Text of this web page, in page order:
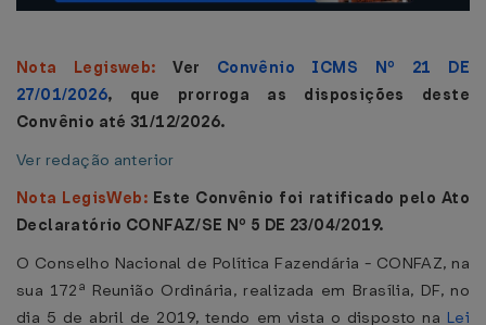
Nota Legisweb:Ver Convênio ICMS Nº 21 DE
27/01/2026, que prorroga as disposições deste
Convênio até 31/12/2026.
Ver redação anterior
Nota LegisWeb: Este Convênio foi ratificado pelo Ato
Declaratório CONFAZ/SE Nº 5 DE 23/04/2019.
O Conselho Nacional de Política Fazendária - CONFAZ, na
sua 172ª Reunião Ordinária, realizada em Brasília, DF, no
dia 5 de abril de 2019, tendo em vista o disposto na Lei